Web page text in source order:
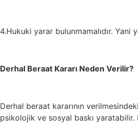
4.Hukuki yarar bulunmamalıdır. Yani
Derhal Beraat Kararı Neden Verilir?
Derhal beraat kararının
psikolojik ve sosyal baskı yaratabilir.